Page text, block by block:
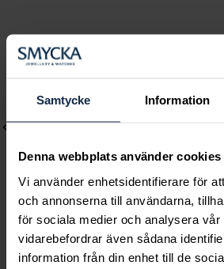
Samtycke Information
Denna webbplats använder cookies
Vi använder enhetsidentifierare för
och annonserna till användarna,
för sociala medier och analysera vår
vidarebefordrar även sådana
information från din enhet till de
Lily and Rose
Emily pearl bracelet -
Ines